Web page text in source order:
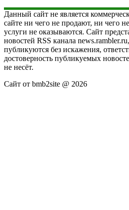
Данный сайт не является
сайте ни чего не продают, ни чего
услуги не оказываются. Сайт
новостей RSS канала
публикуются без искажения,
достоверность публикуемых
не несёт.
Сайт от bmb2site @ 2026